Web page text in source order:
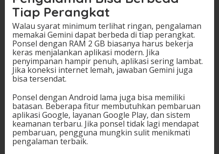
Tiap Perangkat
Walau syarat minimum terlihat ringan, pengalaman
memakai Gemini dapat berbeda di tiap perangkat.
Ponsel dengan RAM 2 GB biasanya harus bekerja
keras menjalankan aplikasi modern. Jika
penyimpanan hampir penuh, aplikasi sering lambat.
Jika koneksi internet lemah, jawaban Gemini juga
bisa tersendat.
Ponsel dengan Android lama juga bisa memiliki
batasan. Beberapa fitur membutuhkan pembaruan
aplikasi Google, layanan Google Play, dan sistem
keamanan terbaru. Jika ponsel tidak lagi mendapat
pembaruan, pengguna mungkin sulit menikmati
pengalaman terbaik.